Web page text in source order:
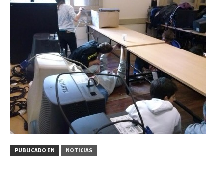
PUBLICADO EN NOTICIAS